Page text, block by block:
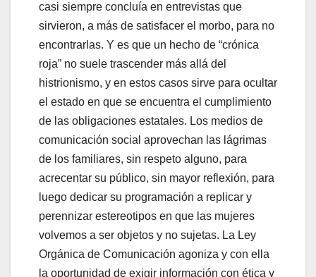
casi siempre concluía en entrevistas que
sirvieron, a más de satisfacer el morbo, para no
encontrarlas. Y es que un hecho de “crónica
roja” no suele trascender más allá del
histrionismo, y en estos casos sirve para ocultar
el estado en que se encuentra el cumplimiento
de las obligaciones estatales. Los medios de
comunicación social aprovechan las lágrimas
de los familiares, sin respeto alguno, para
acrecentar su público, sin mayor reflexión, para
luego dedicar su programación a replicar y
perennizar estereotipos en que las mujeres
volvemos a ser objetos y no sujetas. La Ley
Orgánica de Comunicación agoniza y con ella
la oportunidad de exigir información con ética y